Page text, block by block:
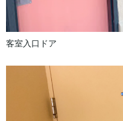
客室入口ドア